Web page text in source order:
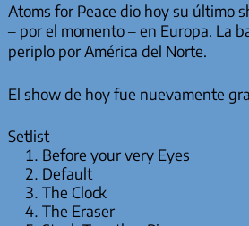
Atoms for Peace dio hoy su último
– por el momento – en Europa. La
periplo por América del Norte.
El show de hoy fue nuevamente
Setlist
Before your very Eyes
Default
The Clock
The Eraser